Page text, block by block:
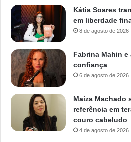
Kátia Soares
em liberdade
8 de agosto de 2026
Fabrina Mahin
confiança
6 de agosto de 2026
Maiza Machado
referência em
couro cabeludo
4 de agosto de 2026